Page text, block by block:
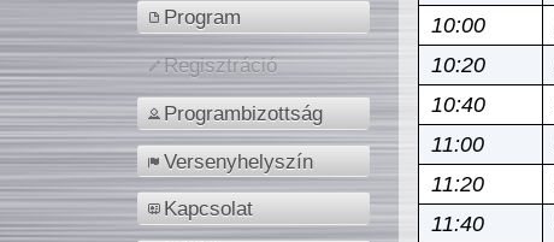
Program
Regisztráció
Programbizottság
Versenyhelyszín
Kapcsolat
10:00
10:20
10:40
11:00
11:20
11:40